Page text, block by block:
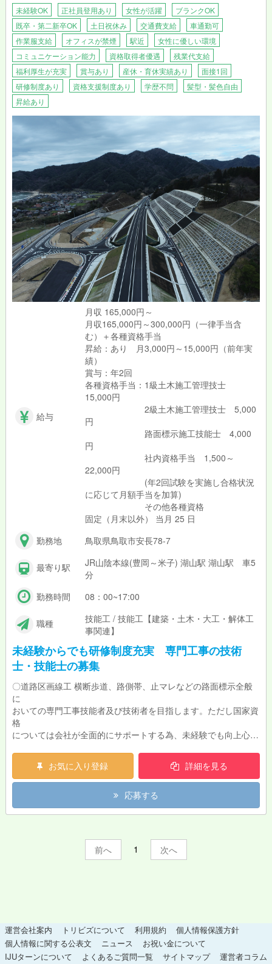
未経験OK 正社員登用あり 女性が活躍
ブランクOK
既卒・第二新卒OK
土日祝休み 交通費支給
車通勤可
作業服支給
オフィスが禁煙 駅近
女性に優しい環境
コミュニケーション能力
資格取得者優遇
残業代支給
福利厚生が充実
賞与あり 産休・育休実績あり
面接1回
研修制度あり
資格支援制度あり 学歴不問
髪型・髪色自由
昇給あり
給与
月収 165,000円～
月収165,000円～300,000円（一律手当含
む）＋各種資格手当
昇給：あり 月3,000円～15,000円（前年実
績）
賞与：年2回
各種資格手当：1級土木施工管理技士
15,000円
2級土木施工管理技士 5,000
円
路面標示施工技能士 4,000
円
社内資格手当 1,500～
22,000円
(年2回試験を実施し合格状況
に応じて月額手当を加算)
その他各種資格
固定（月末以外） 当月 25 日
勤務地
鳥取県鳥取市安長78-7
最寄り駅
JR山陰本線(豊岡～米子) 湖山駅 湖山駅 車5
分
勤務時間
08：00~17:00
職種
技能工 / 技能工【建築・土木・大工・解体工
事関連】
未経験からでも研修制度充実 専門工事の技術
士・技能士の募集
〇道路区画線工 横断歩道、路側帯、止マレなどの路面標示全般
に
おいての専門工事技能者及び技術者を目指します。ただし国家資
格
については会社が全面的にサポートする為、未経験でも向上心さ
あれば問題ありません。
〇交通安全施設工（基幹技能士）道路標識、防護柵等施工全般
〇公園施設工 点検、修繕、設計、更新
お気に入り登録 詳細を見る
応募する
前 1 次
運営会社案内 トリビズについて 利用規約
個人情報保護方針
個人情報に関する公表文
ニュース
お祝い金について
IJUターンについて
よくあるご質問一覧 サイトマップ 運営者コラム